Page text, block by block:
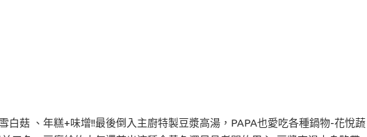
白菇 、年糕+味增!!最後倒入主廚特製豆漿高湯，PAPA也愛吃各種鍋物-花悅蔬